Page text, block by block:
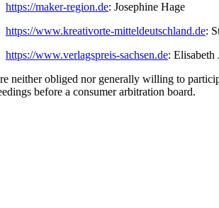
https://maker-region.de: Josephine Hage
https://www.kreativorte-mitteldeutschland.de:
https://www.verlagspreis-sachsen.de: Elisabeth
neither obliged nor generally willing to
before a consumer arbitration board.